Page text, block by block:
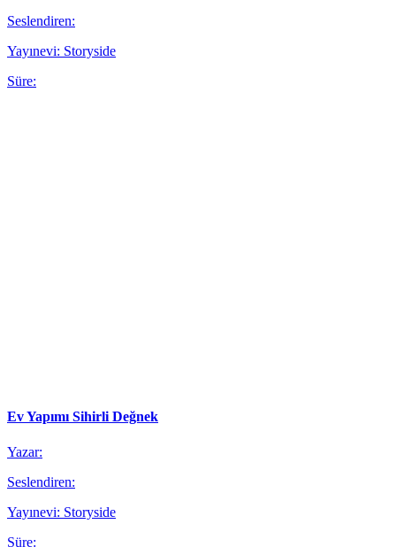
Seslendiren:
Yayınevi: Storyside
Süre:
Ev Yapımı Sihirli Değnek
Yazar:
Seslendiren:
Yayınevi: Storyside
Süre: